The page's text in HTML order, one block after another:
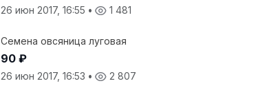
26 июн 2017, 16:55 • 1 481
Семена овсяница луговая
90 ₽
26 июн 2017, 16:53 • 2 807